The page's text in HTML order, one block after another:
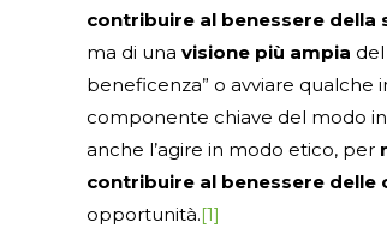
contribuire al benessere della
ma di una visione più ampia
beneficenza” o avviare qualche
componente chiave del modo in
anche l’agire in modo etico, per
contribuire al benessere delle
opportunità.[1]